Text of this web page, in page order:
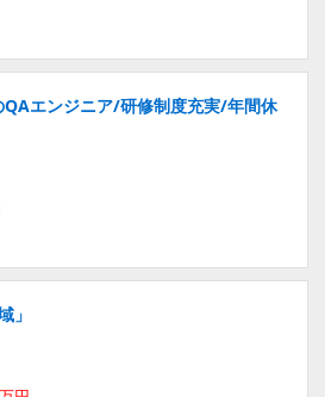
エンジニア/研修制度充実/年間休
」